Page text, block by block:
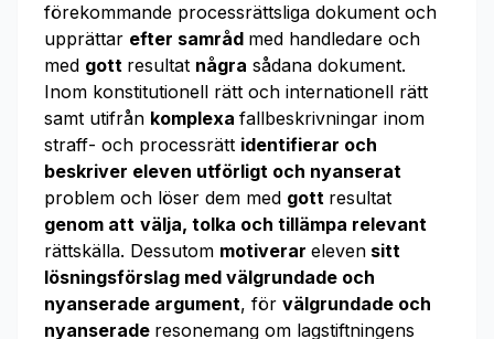
förekommande processrättsliga dokument och
upprättar efter samråd med handledare och
med gott resultat några sådana dokument.
Inom konstitutionell rätt och internationell rätt
samt utifrån komplexa fallbeskrivningar inom
straff- och processrätt identifierar och
beskriver eleven utförligt och nyanserat
problem och löser dem med gott resultat
genom att välja, tolka och tillämpa relevant
rättskälla. Dessutom motiverar eleven sitt
lösningsförslag med välgrundade och
nyanserade argument, för välgrundade och
nyanserade resonemang om lagstiftningens